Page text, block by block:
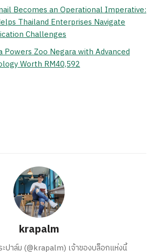
Becomes an Operational Imperative:
Thailand Enterprises Navigate
Challenges
Powers Zoo Negara with Advanced
Worth RM40,592
krapalm
ปาล์ม (@krapalm) เจ้าของบล็อกแห่งนี้